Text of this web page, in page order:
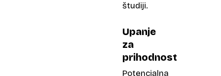
študiji.
Upanje
za
prihodnost
Potencialna